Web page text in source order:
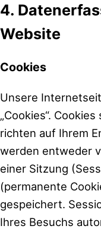
4.
Website
Cookies
Unsere
„Cookies“.
richten auf Ihrem
werden entweder
einer Sitzung
(permanente
gespeichert.
Ihres Besuchs